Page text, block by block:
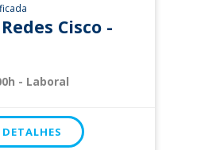
Cisco -
- Laboral